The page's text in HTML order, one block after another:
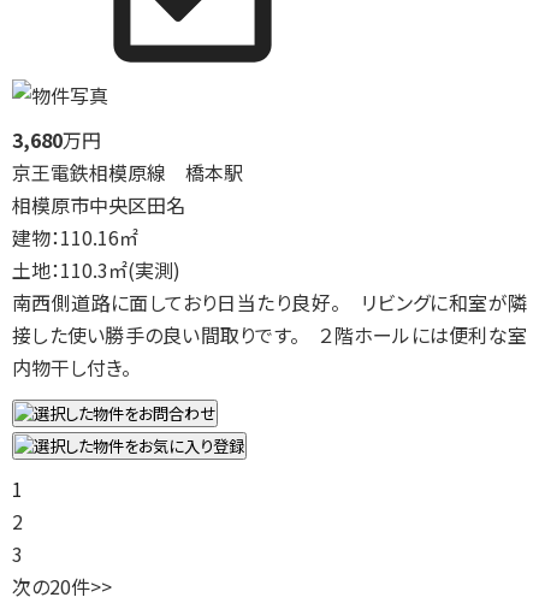
3,680万円
京王電鉄相模原線 橋本駅
相模原市中央区田名
建物：110.16㎡
土地：110.3㎡(実測)
南西側道路に面しており日当たり良好。 リビングに和室が隣
接した使い勝手の良い間取りです。 ２階ホールには便利な室
内物干し付き。
1
2
3
次の20件>>